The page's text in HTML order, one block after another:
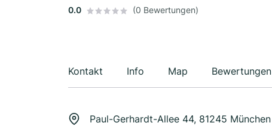
0.0 (0 Bewertungen)
Kontakt Info Map Bewertungen
Paul-Gerhardt-Allee 44, 81245 München